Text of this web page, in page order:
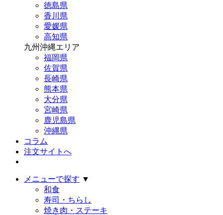
徳島県
香川県
愛媛県
高知県
九州沖縄エリア
福岡県
佐賀県
長崎県
熊本県
大分県
宮崎県
鹿児島県
沖縄県
コラム
注文サイトへ
メニューで探す ▼
和食
寿司・ちらし
焼き肉・ステーキ